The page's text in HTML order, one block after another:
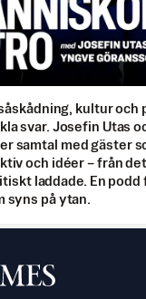
kultur
svar. Josefin Utas
samtal med gäster
och idéer – från
laddade. En podd
syns på ytan.